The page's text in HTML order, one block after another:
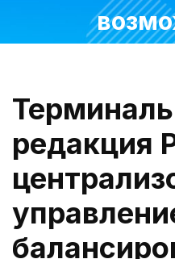
О нас
редакция